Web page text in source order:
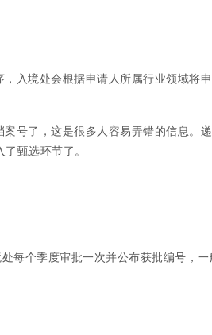
入境处会根据申请人所属行业领域将
号了，这是很多人容易弄错的信息。
甄选环节了。
每个季度审批一次并公布获批编号，